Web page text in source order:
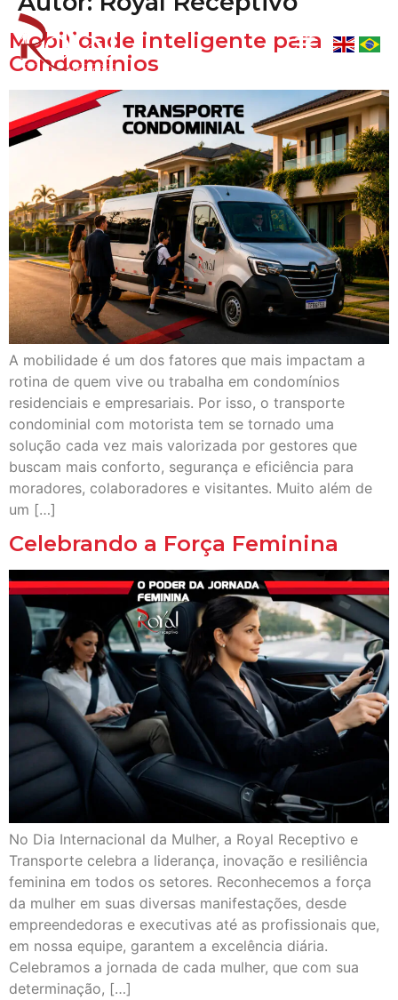
Mobilidade inteligente para
Condomínios
A mobilidade é um dos fatores que mais impactam a
rotina de quem vive ou trabalha em condomínios
residenciais e empresariais. Por isso, o transporte
condominial com motorista tem se tornado uma
solução cada vez mais valorizada por gestores que
buscam mais conforto, segurança e eficiência para
moradores, colaboradores e visitantes. Muito além de
um […]
Celebrando a Força Feminina
No Dia Internacional da Mulher, a Royal Receptivo e
Transporte celebra a liderança, inovação e resiliência
feminina em todos os setores. Reconhecemos a força
da mulher em suas diversas manifestações, desde
empreendedoras e executivas até as profissionais que,
em nossa equipe, garantem a excelência diária.
Celebramos a jornada de cada mulher, que com sua
determinação, […]